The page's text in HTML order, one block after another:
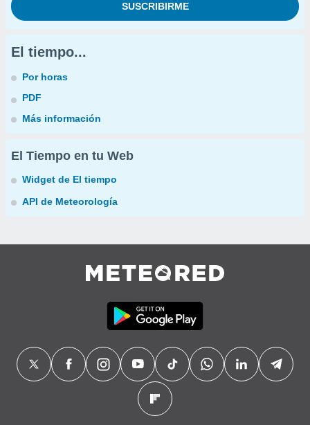
El tiempo...
Por horas
PDF
Más información
El Tiempo en tu Web
Widget de El tiempo
API de Meteorología